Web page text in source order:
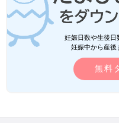
妊娠日数や生後日
妊娠中から産後
無料